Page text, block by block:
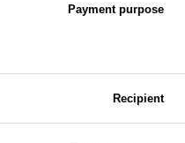
Payment purpose
Recipient